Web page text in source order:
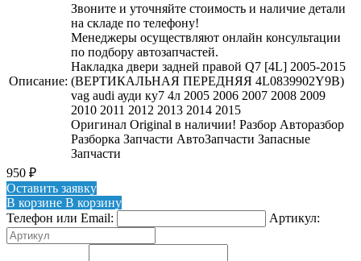
Описание:
Звоните и уточняйте стоимость и наличие детали
на складе по телефону!
Менеджеры осуществляют онлайн консультации
по подбору автозапчастей.
Накладка двери задней правой Q7 [4L] 2005-2015
(ВЕРТИКАЛЬНАЯ ПЕРЕДНЯЯ 4L0839902Y9B)
vag audi ауди ку7 4л 2005 2006 2007 2008 2009
2010 2011 2012 2013 2014 2015
Оригинал Original в наличии! Разбор Авторазбор
Разборка Запчасти АвтоЗапчасти Запасные
Запчасти
950 ₽
Оставить заявку
В корзине В корзину
Телефон или Email:
Артикул: